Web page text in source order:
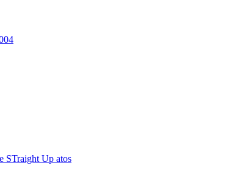
STraight Up atos